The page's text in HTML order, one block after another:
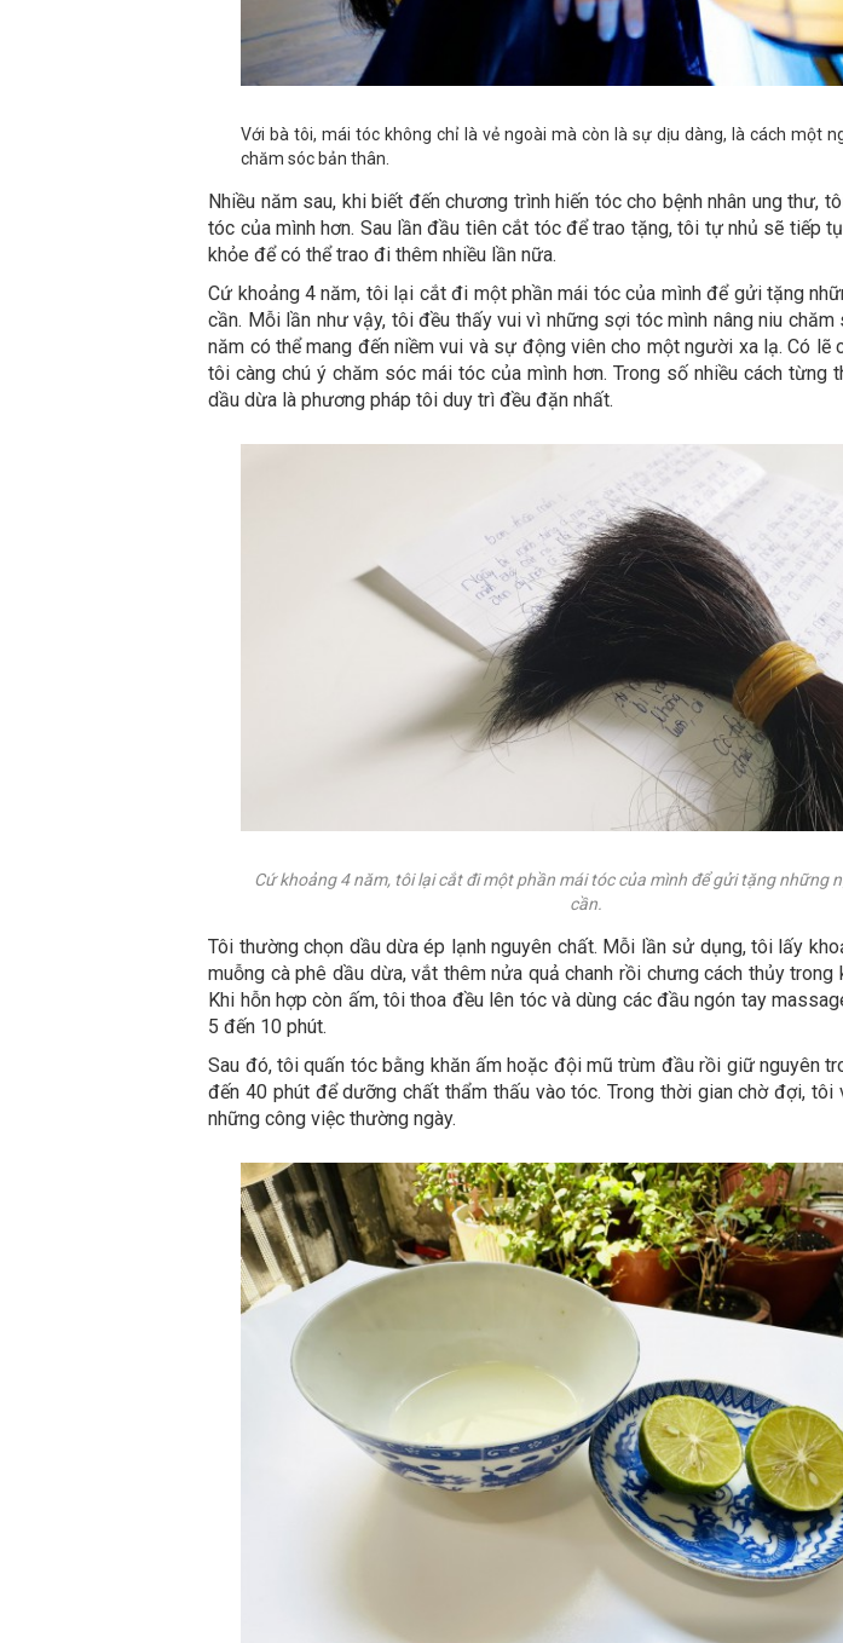
Với bà tôi, mái tóc không chỉ là vẻ ngoài mà còn là sự dịu dàng, là cách một
chăm sóc bản thân.
Nhiều năm sau, khi biết đến chương trình hiến tóc cho bệnh nhân ung thư,
tóc của mình hơn. Sau lần đầu tiên cắt tóc để trao tặng, tôi tự nhủ sẽ tiếp
khỏe để có thể trao đi thêm nhiều lần nữa.
Cứ khoảng 4 năm, tôi lại cắt đi một phần mái tóc của mình để gửi tặng
cần. Mỗi lần như vậy, tôi đều thấy vui vì những sợi tóc mình nâng niu chăm
năm có thể mang đến niềm vui và sự động viên cho một người xa lạ. Có lẽ
tôi càng chú ý chăm sóc mái tóc của mình hơn. Trong số nhiều cách từng
dầu dừa là phương pháp tôi duy trì đều đặn nhất.
Cứ khoảng 4 năm, tôi lại cắt đi một phần mái tóc của mình để gửi tặng những
cần.
Tôi thường chọn dầu dừa ép lạnh nguyên chất. Mỗi lần sử dụng, tôi lấy
muỗng cà phê dầu dừa, vắt thêm nửa quả chanh rồi chưng cách thủy trong
Khi hỗn hợp còn ấm, tôi thoa đều lên tóc và dùng các đầu ngón tay
5 đến 10 phút.
Sau đó, tôi quấn tóc bằng khăn ấm hoặc đội mũ trùm đầu rồi giữ nguyên
đến 40 phút để dưỡng chất thẩm thấu vào tóc. Trong thời gian chờ đợi, tôi
những công việc thường ngày.